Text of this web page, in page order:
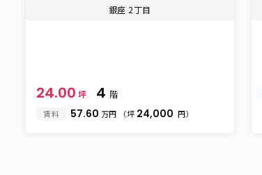
銀座 2丁目
24.00 坪 4 階
賃料 57.60 万円 （坪 24,000 円）